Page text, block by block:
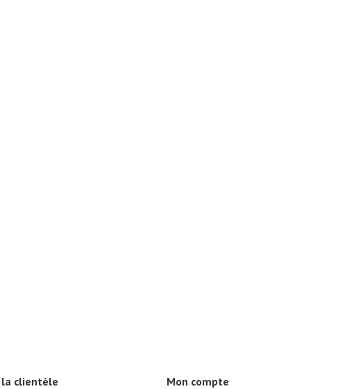
la clientèle Mon compte